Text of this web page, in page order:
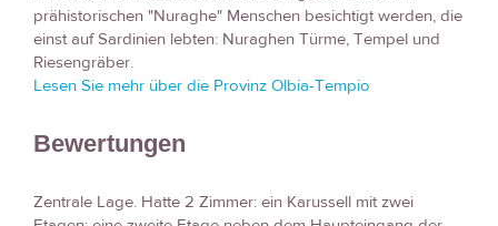
prähistorischen "Nuraghe" Menschen besichtigt werden, die
einst auf Sardinien lebten: Nuraghen Türme, Tempel und
Riesengräber.
Lesen Sie mehr über die Provinz Olbia-Tempio
Bewertungen
Zentrale Lage. Hatte 2 Zimmer: ein Karussell mit zwei